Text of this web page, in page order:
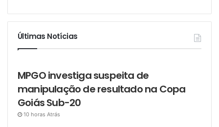
Últimas Notícias
MPGO investiga suspeita de
manipulação de resultado na Copa
Goiás Sub-20
10 horas Atrás